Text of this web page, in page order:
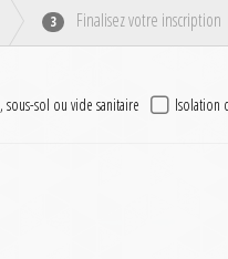
3 Finalisez votre inscription
sol ou vide sanitaire Isolation